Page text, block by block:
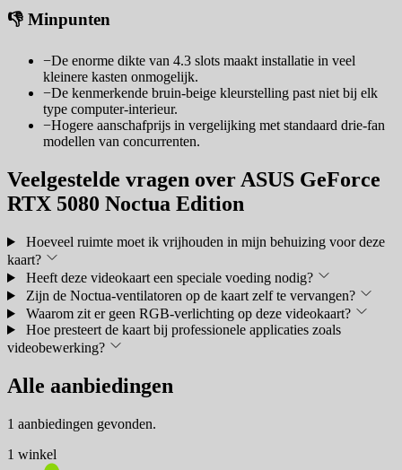
👎 Minpunten
−De enorme dikte van 4.3 slots maakt installatie in veel
kleinere kasten onmogelijk.
−De kenmerkende bruin-beige kleurstelling past niet bij elk
type computer-interieur.
−Hogere aanschafprijs in vergelijking met standaard drie-fan
modellen van concurrenten.
Veelgestelde vragen over ASUS GeForce
RTX 5080 Noctua Edition
Hoeveel ruimte moet ik vrijhouden in mijn behuizing voor deze
kaart?
Heeft deze videokaart een speciale voeding nodig?
Zijn de Noctua-ventilatoren op de kaart zelf te vervangen?
Waarom zit er geen RGB-verlichting op deze videokaart?
Hoe presteert de kaart bij professionele applicaties zoals
videobewerking?
Alle aanbiedingen
1 aanbiedingen gevonden.
1 winkel